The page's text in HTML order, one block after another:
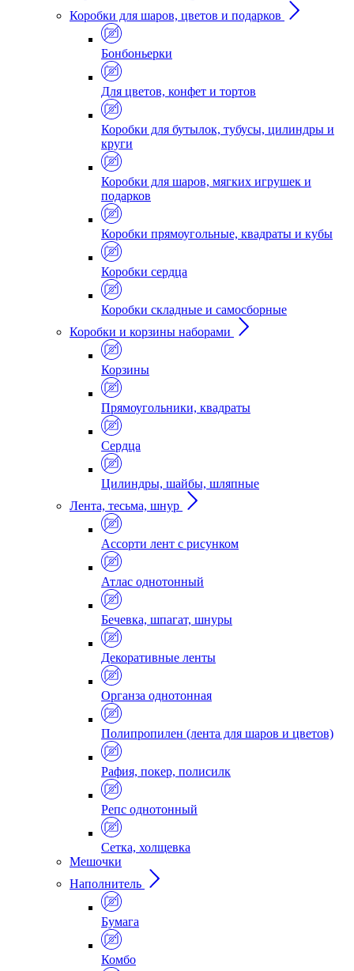
Коробки для шаров, цветов и подарков
Бонбоньерки
Для цветов, конфет и тортов
Коробки для бутылок, тубусы, цилиндры и
круги
Коробки для шаров, мягких игрушек и
подарков
Коробки прямоугольные, квадраты и кубы
Коробки сердца
Коробки складные и самосборные
Коробки и корзины наборами
Корзины
Прямоугольники, квадраты
Сердца
Цилиндры, шайбы, шляпные
Лента, тесьма, шнур
Ассорти лент с рисунком
Атлас однотонный
Бечевка, шпагат, шнуры
Декоративные ленты
Органза однотонная
Полипропилен (лента для шаров и цветов)
Рафия, покер, полисилк
Репс однотонный
Сетка, холщевка
Мешочки
Наполнитель
Бумага
Комбо